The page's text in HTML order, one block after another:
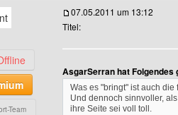
Benutzer-Profile anzeigen
Team
07.05.2011 um 13:12
Titel:
AsgarSerran hat Folgendes
Was es "bringt" ist auch
Und dennoch sinnvoller,
ihre Seite sei voll toll.